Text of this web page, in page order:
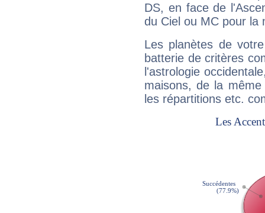
DS, en face de
du Ciel ou MC pour la
Les planètes de
batterie de critères
l'astrologie
maisons, de la
les répartitions etc.